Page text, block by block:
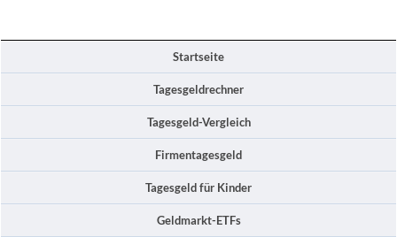
Startseite
Tagesgeldrechner
Tagesgeld-Vergleich
Firmentagesgeld
Tagesgeld für Kinder
Geldmarkt-ETFs